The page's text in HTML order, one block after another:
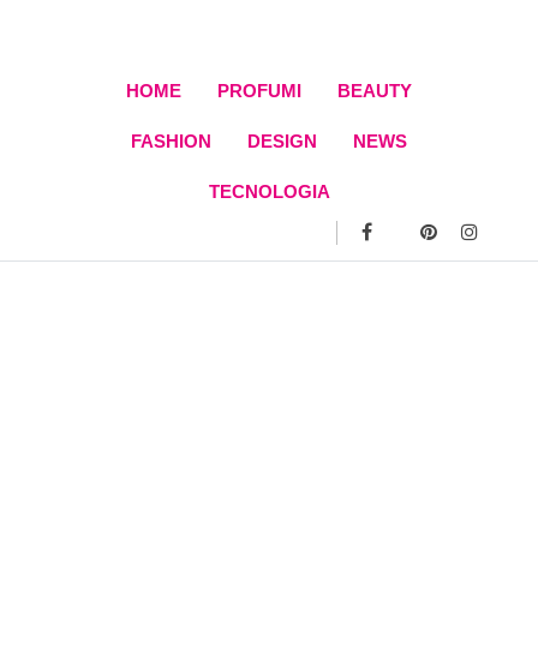
HOME PROFUMI BEAUTY
FASHION DESIGN NEWS
TECNOLOGIA